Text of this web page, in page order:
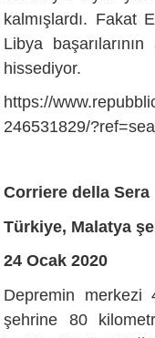
kalmışlardı. Fakat
Libya
hissediyor.
https://
246531829/
Corriere della Sera
Türkiye, Malatya
24 Ocak 2020
Depremin merkezi
şehrine 80